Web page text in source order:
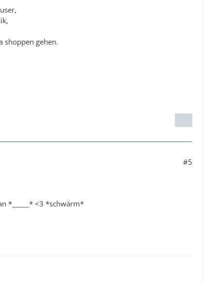
shoppen gehen.
#5
*_____* <3 *schwärm*